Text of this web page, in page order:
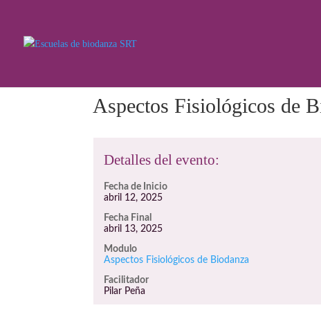
Aspectos Fisiológicos de
Detalles del evento:
Fecha de Inicio
abril 12, 2025
Fecha Final
abril 13, 2025
Modulo
Aspectos Fisiológicos de Biodanza
Facilitador
Pilar Peña